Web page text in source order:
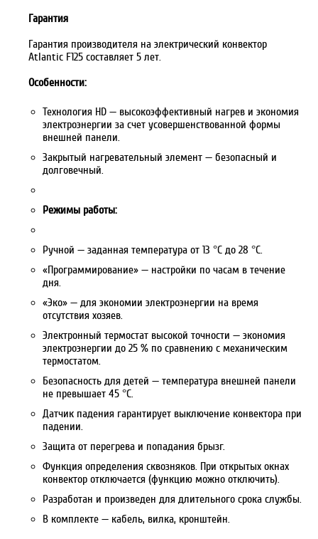
Гарантия
Гарантия производителя на электрический конвектор
Atlantic F125 составляет 5 лет.
Особенности:
Технология HD — высокоэффективный нагрев и экономия
электроэнергии за счет усовершенствованной формы
внешней панели.
Закрытый нагревательный элемент — безопасный и
долговечный.
Режимы работы:
Ручной — заданная температура от 13 °С до 28 °С.
«Программирование» — настройки по часам в течение
дня.
«Эко» — для экономии электроэнергии на время
отсутствия хозяев.
Электронный термостат высокой точности — экономия
электроэнергии до 25 % по сравнению с механическим
термостатом.
Безопасность для детей — температура внешней панели
не превышает 45 °С.
Датчик падения гарантирует выключение конвектора при
падении.
Защита от перегрева и попадания брызг.
Функция определения сквозняков. При открытых окнах
конвектор отключается (функцию можно отключить).
Разработан и произведен для длительного срока службы.
В комплекте — кабель, вилка, кронштейн.